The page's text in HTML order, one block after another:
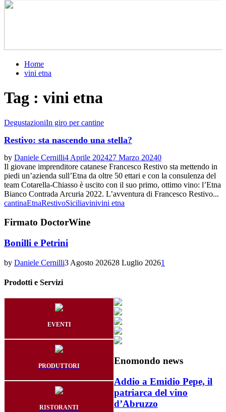
Home
vini etna
Tag : vini etna
DegustazioniIn giro per cantine
Restivo: sta nascendo una stella?
by Daniele Cernilli4 Aprile 202427 Marzo 20240
Il giovane imprenditore catanese Francesco Restivo sta mettendo in
piedi un’azienda sull’Etna da oltre 50 ettari e con la consulenza del
team Cotarella-Chiasso è uscito con il suo primo, ottimo vino: l’Etna
Bianco Contrada Arcuria 2022. L’avventura di Francesco Restivo...
cantinaEtnaRestivoSiciliavinivini etna
Firmato DoctorWine
Bonilli e Petrini
by Daniele Cernilli3 Agosto 202628 Luglio 20261
Prodotti e Servizi
EVENTI
PRODUTTORI
RISTORANTI
Enomondo news
Addio a Emidio Pepe, il
patriarca del vino
d’Abruzzo